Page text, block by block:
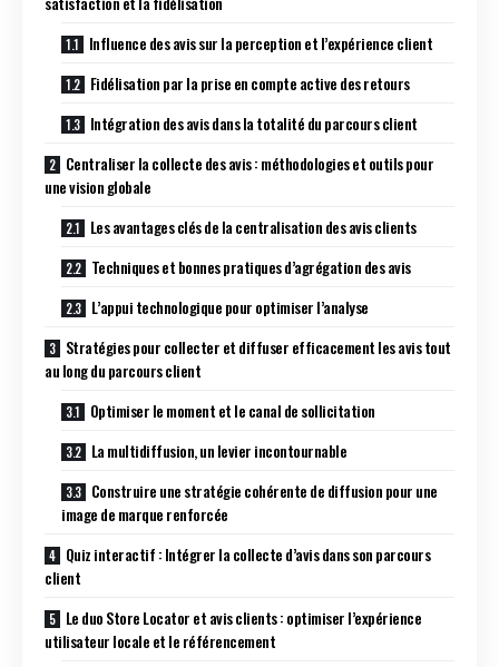
Influence des avis sur la perception et l’expérience client
Fidélisation par la prise en compte active des retours
Intégration des avis dans la totalité du parcours client
Centraliser la collecte des avis : méthodologies et outils pour
une vision globale
Les avantages clés de la centralisation des avis clients
Techniques et bonnes pratiques d’agrégation des avis
L’appui technologique pour optimiser l’analyse
Stratégies pour collecter et diffuser efficacement les avis tout
au long du parcours client
Optimiser le moment et le canal de sollicitation
La multidiffusion, un levier incontournable
Construire une stratégie cohérente de diffusion pour une
image de marque renforcée
Quiz interactif : Intégrer la collecte d’avis dans son parcours
client
Le duo Store Locator et avis clients : optimiser l’expérience
utilisateur locale et le référencement